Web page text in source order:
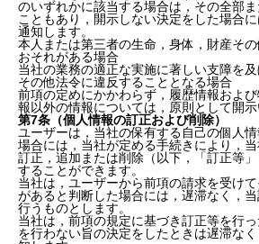
のいずれかに該当する場合は，その全部
こともあり，開示しない決定をした場合
通知します。
本人または第三者の生命，身体，財産そ
おそれがある場合
当社の業務の適正な実施に著しい支障を
その他法令に違反することとなる場合
前項の定めにかかわらず，履歴情報およ
報以外の情報については，原則として開示
第7条（個人情報の訂正および削除）
ユーザーは，当社の保有する自己の個人
場合には，当社が定める手続きにより，
訂正，追加または削除（以下，「訂正等
することができます。
当社は，ユーザーから前項の請求を受け
があると判断した場合には，遅滞なく，
行うものとします。
当社は，前項の規定に基づき訂正等を行
を行わない旨の決定をしたときは遅滞な